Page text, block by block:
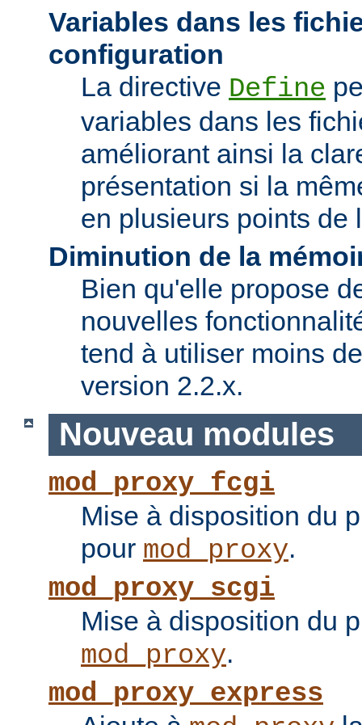
Variables dans les
configuration
La directive Define
variables dans les
améliorant ainsi la
présentation si la
en plusieurs points de
Diminution de la
Bien qu'elle propose
nouvelles
tend à utiliser moins
version 2.2.x.
Nouveau modules
mod_proxy_fcgi
Mise à disposition du
pour mod_proxy.
mod_proxy_scgi
Mise à disposition du
mod_proxy.
mod_proxy_express